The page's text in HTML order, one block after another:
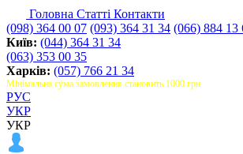
Головна Статті Контакти
(098) 364 00 07 (093) 364 31 34 (066) 884 13
Київ: (044) 364 31 34
(063) 353 00 35
Харків: (057) 766 21 34
Мінімальна сума замовлення становить 1000 грн
РУС
УКР
УКР